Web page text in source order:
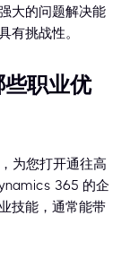
大的问题解决能
有挑战性。
职业优
为您打开通往高
365 的企
技能，通常能带